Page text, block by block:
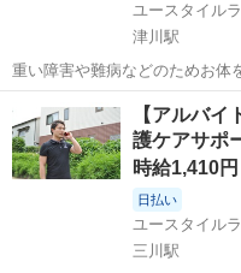
ユースタイル
津川駅
重い障害や難病などのためお体
でケアする『日中の見守り訪問
【サービス】 訪問介護（日勤） 【仕事内容】 ALSなどの難病の方
や、さまざまな障がいによりお
東蒲原郡 津川駅
【アルバ
護ケアサポ
時給1,410円
日払い
ユースタイル
三川駅